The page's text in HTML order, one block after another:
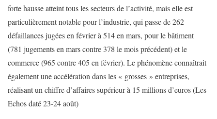
forte hausse atteint tous les secteurs de l’activité, mais elle est
particulièrement notable pour l’industrie, qui passe de 262
défaillances jugées en février à 514 en mars, pour le bâtiment
(781 jugements en mars contre 378 le mois précédent) et le
commerce (965 contre 405 en février). Le phénomène connaîtrait
également une accélération dans les « grosses » entreprises,
réalisant un chiffre d’affaires supérieur à 15 millions d’euros (Les
Echos daté 23-24 août)